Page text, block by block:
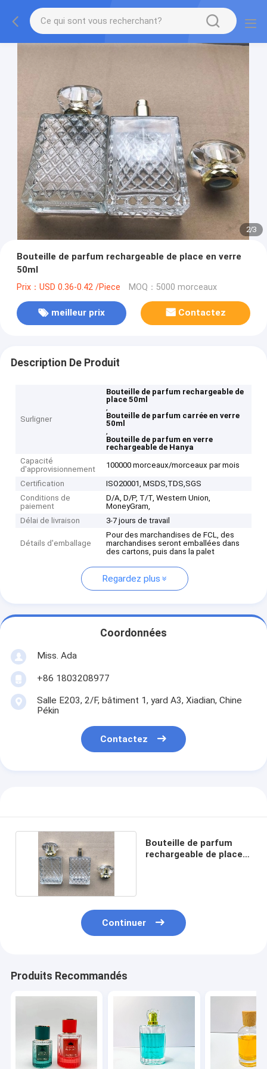
2/3
Bouteille de parfum rechargeable de place en verre
50ml
Prix：USD 0.36-0.42 /Piece MOQ：5000 morceaux
meilleur prix Contactez
Description De Produit
Surligner
Bouteille de parfum rechargeable de
place 50ml
,
Bouteille de parfum carrée en verre
50ml
,
Bouteille de parfum en verre
rechargeable de Hanya
Capacité
d'approvisionnement
100000 morceaux/morceaux par mois
Certification
ISO20001, MSDS,TDS,SGS
Conditions de
paiement
D/A, D/P, T/T, Western Union,
MoneyGram,
Délai de livraison
3-7 jours de travail
Détails d'emballage
Pour des marchandises de FCL, des
marchandises seront emballées dans
des cartons, puis dans la palet
Regardez plus
Coordonnées
Miss. Ada
+86 1803208977
Salle E203, 2/F, bâtiment 1, yard A3, Xiadian, Chine
Pékin
Contactez
Bouteille de parfum
rechargeable de place
Continuer
Produits Recommandés